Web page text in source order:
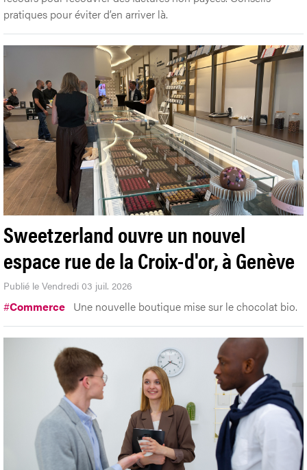
pratiques pour éviter d’en arriver là.
Sweetzerland ouvre un nouvel
espace rue de la Croix-d'or, à Genève
Publié le Vendredi 03 juil. 2026
#Commerce Une nouvelle boutique mise sur le chocolat bio.